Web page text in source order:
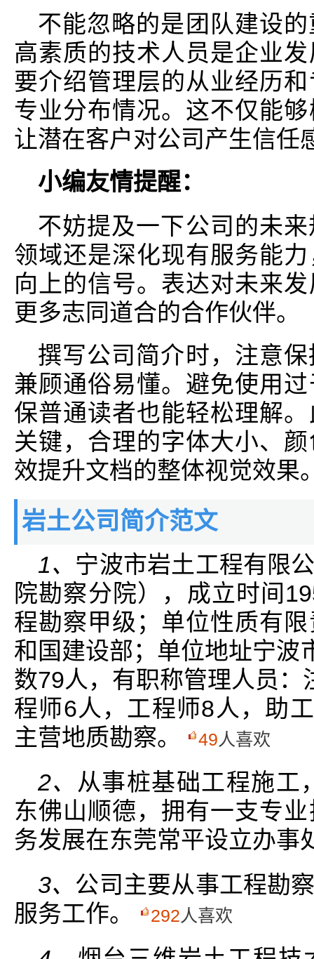
不能忽略的是团队建设
高素质的技术人员是企业
要介绍管理层的从业经历
专业分布情况。这不仅能
让潜在客户对公司产生信任
小编友情提醒：
不妨提及一下公司的未
领域还是深化现有服务能
向上的信号。表达对未来
更多志同道合的合作伙伴。
撰写公司简介时，注意
兼顾通俗易懂。避免使用
保普通读者也能轻松理解
关键，合理的字体大小、
效提升文档的整体视觉效果
岩土公司简介范文
1、 宁波市岩土工程有限
院勘察分院），成立时间
程勘察甲级；单位性质有
和国建设部；单位地址宁波
数79人，有职称管理人员
程师6人，工程师8人，助
主营地质勘察。
49人喜欢
2、 从事桩基础工程施工
东佛山顺德，拥有一支专
务发展在东莞常平设立办事
3、 公司主要从事工程勘
服务工作。
292人喜欢